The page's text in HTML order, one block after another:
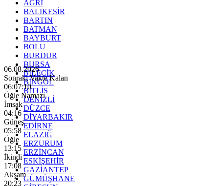
AĞRI
BALIKESİR
BARTIN
BATMAN
BAYBURT
BOLU
BURDUR
BURSA
BİLECİK
BİNGÖL
BİTLİS
DENİZLİ
DÜZCE
DİYARBAKIR
EDİRNE
ELAZIĞ
ERZURUM
ERZİNCAN
ESKİŞEHİR
GAZİANTEP
GÜMÜŞHANE
06.08.2026
Sonraki Vakte Kalan
06:07:09
Öğle Namazı
İmsak
04:16
Güneş
05:58
Öğle
13:15
İkindi
17:08
Akşam
20:23